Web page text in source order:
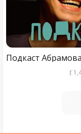
Подкаст